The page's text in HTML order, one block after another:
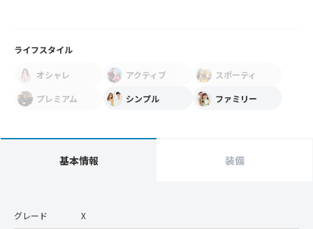
ライフスタイル
オシャレ アクティブ
スポーティ
プレミアム
シンプル ファミリー
基本情報 装備
グレード X